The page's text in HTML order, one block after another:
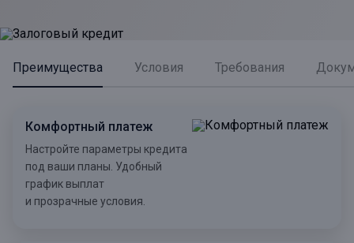
Преимущества Условия Требования
Комфортный платеж
Настройте параметры кредита
под ваши планы. Удобный
график выплат
и прозрачные условия.